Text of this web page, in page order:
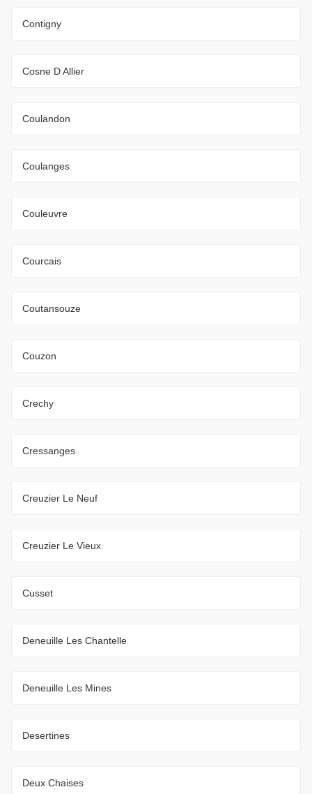
Contigny
Cosne D Allier
Coulandon
Coulanges
Couleuvre
Courcais
Coutansouze
Couzon
Crechy
Cressanges
Creuzier Le Neuf
Creuzier Le Vieux
Cusset
Deneuille Les Chantelle
Deneuille Les Mines
Desertines
Deux Chaises